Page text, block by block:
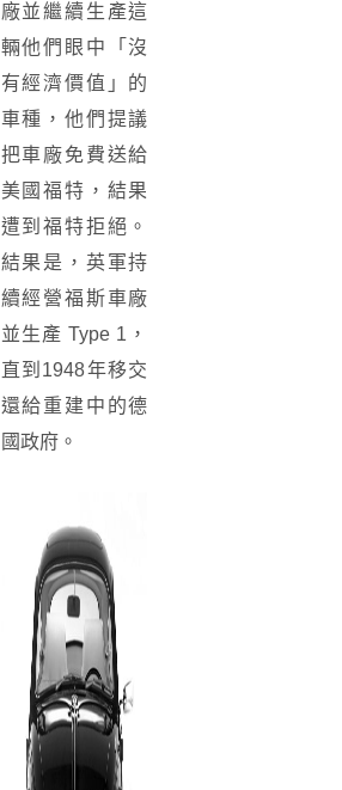
廠並繼續生產這
輛他們眼中「沒
有經濟價值」的
車種，他們提議
把車廠免費送給
美國福特，結果
遭到福特拒絕。
結果是，英軍持
續經營福斯車廠
並生產 Type 1，
直到1948年移交
還給重建中的德
國政府。